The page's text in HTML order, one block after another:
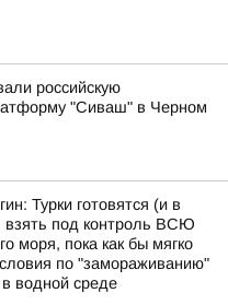
российскую
"Сиваш" в Черном
Турки готовятся (и в
взять под контроль ВСЮ
моря, пока как бы мягко
по "замораживанию"
водной среде